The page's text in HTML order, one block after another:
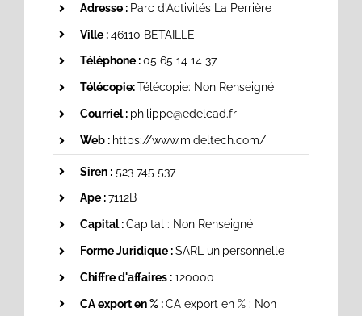
Adresse : Parc d'Activités La Perrière
Ville :46110 BETAILLE
Téléphone :05 65 14 14 37
Télécopie:Télécopie: Non Renseigné
Courriel : philippe@edelcad.fr
Web : https://www.mideltech.com/
Siren :523 745 537
Ape :7112B
Capital :Capital : Non Renseigné
Forme Juridique :SARL unipersonnelle
Chiffre d'affaires :120000
CA export en % :CA export en % : Non